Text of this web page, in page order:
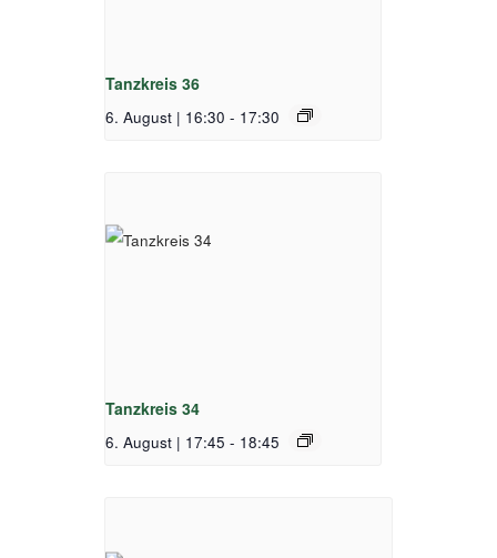
Tanzkreis 36
6. August | 16:30 - 17:30
Tanzkreis 34
6. August | 17:45 - 18:45